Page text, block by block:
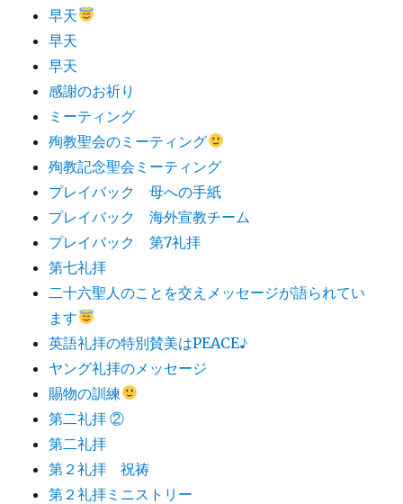
早天
早天
早天
感謝のお祈り
ミーティング
殉教聖会のミーティング
殉教記念聖会ミーティング
プレイバック 母への手紙
プレイバック 海外宣教チーム
プレイバック 第7礼拝
第七礼拝
二十六聖人のことを交えメッセージが語られてい
ます
英語礼拝の特別賛美はPEACE♪
ヤング礼拝のメッセージ
賜物の訓練
第二礼拝 ②
第二礼拝
第２礼拝 祝祷
第２礼拝ミニストリー